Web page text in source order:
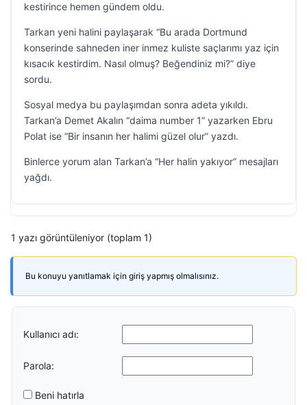
kestirince hemen gündem oldu.
Tarkan yeni halini paylaşarak “Bu arada Dortmund
konserinde sahneden iner inmez kuliste saçlarımı yaz için
kısacık kestirdim. Nasıl olmuş? Beğendiniz mi?” diye
sordu.
Sosyal medya bu paylaşımdan sonra adeta yıkıldı.
Tarkan’a Demet Akalın “daima number 1” yazarken Ebru
Polat ise “Bir insanın her halimi güzel olur” yazdı.
Binlerce yorum alan Tarkan’a “Her halin yakıyor” mesajları
yağdı.
1 yazı görüntüleniyor (toplam 1)
Bu konuyu yanıtlamak için giriş yapmış olmalısınız.
Kullanıcı adı:
Parola:
Beni hatırla